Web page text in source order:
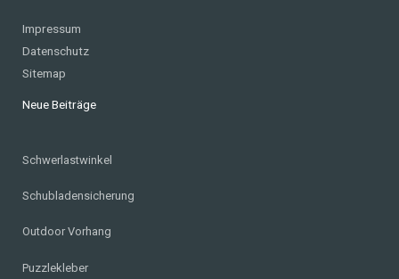
Impressum
Datenschutz
Sitemap
Neue Beiträge
Schwerlastwinkel
Schubladensicherung
Outdoor Vorhang
Puzzlekleber